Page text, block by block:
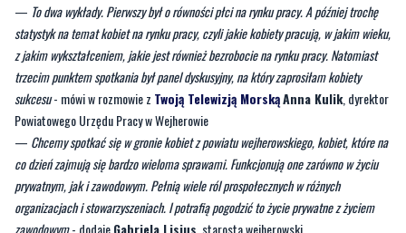
trzecim punktem spotkania był panel dyskusyjny, na który zaprosiłam kobiety
sukcesu- mówi w rozmowie zTwoją Telewizją MorskąAnna Kulik, dyrektor
Powiatowego Urzędu Pracy w Wejherowie
—Chcemy spotkać się w gronie kobiet z powiatu wejherowskiego, kobiet, które na
co dzień zajmują się bardzo wieloma sprawami. Funkcjonują one zarówno w życiu
prywatnym, jak i zawodowym. Pełnią wiele ról prospołecznych w różnych
organizacjach i stowarzyszeniach. I potrafią pogodzić to życie prywatne z życiem
zawodowym- dodajeGabriela Lisius, starosta wejherowski.
CZYTAJ TEŻ:'Wjeżdżam w finał z wielkim spokojem'.
Sukces 24-latka w popularnym programie